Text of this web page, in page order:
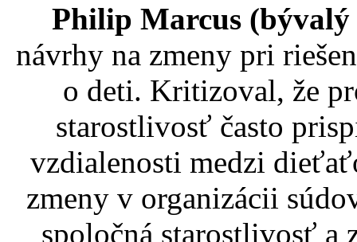
Philip Marcus (bývalý
návrhy na zmeny pri
o deti. Kritizoval, že
starostlivosť často
vzdialenosti medzi
zmeny v organizácii
spoločná starostlivosť a